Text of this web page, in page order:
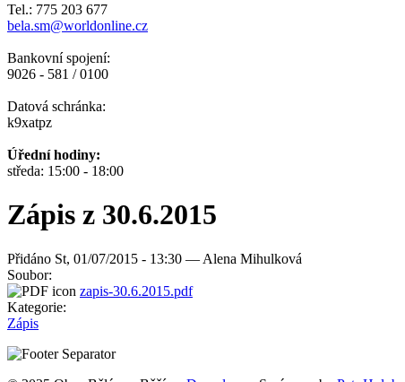
Tel.: 775 203 677
bela.sm@worldonline.cz
Bankovní spojení:
9026 - 581 / 0100
Datová schránka:
k9xatpz
Úřední hodiny:
středa: 15:00 - 18:00
Zápis z 30.6.2015
Přidáno St, 01/07/2015 - 13:30 — Alena Mihulková
Soubor:
zapis-30.6.2015.pdf
Kategorie:
Zápis